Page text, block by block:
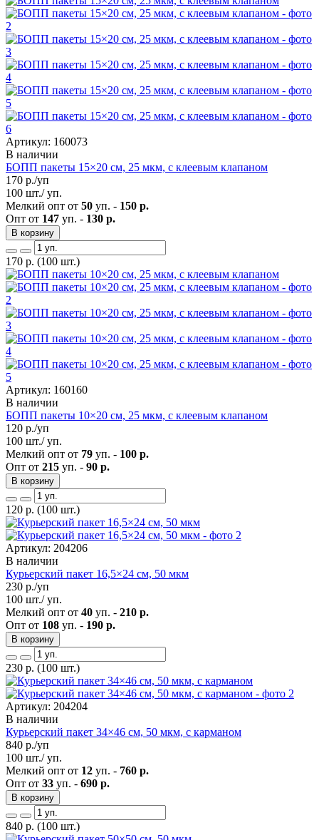
Артикул: 160073
В наличии
БОПП пакеты 15×20 см, 25 мкм, с клеевым клапаном
170 р./уп
100 шт./ уп.
Мелкий опт от 50 уп. - 150 р.
Опт от 147 уп. - 130 р.
В корзину
170 р. (100 шт.)
Артикул: 160160
В наличии
БОПП пакеты 10×20 см, 25 мкм, с клеевым клапаном
120 р./уп
100 шт./ уп.
Мелкий опт от 79 уп. - 100 р.
Опт от 215 уп. - 90 р.
В корзину
120 р. (100 шт.)
Артикул: 204206
В наличии
Курьерский пакет 16,5×24 см, 50 мкм
230 р./уп
100 шт./ уп.
Мелкий опт от 40 уп. - 210 р.
Опт от 108 уп. - 190 р.
В корзину
230 р. (100 шт.)
Артикул: 204204
В наличии
Курьерский пакет 34×46 см, 50 мкм, с карманом
840 р./уп
100 шт./ уп.
Мелкий опт от 12 уп. - 760 р.
Опт от 33 уп. - 690 р.
В корзину
840 р. (100 шт.)